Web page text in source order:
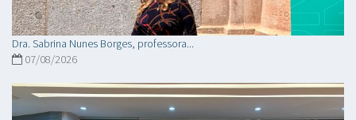
Dra. Sabrina Nunes Borges, professora...
07/08/2026